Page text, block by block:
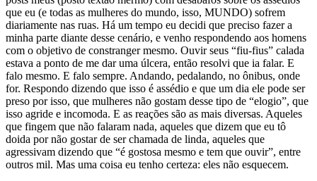
que eu (e todas as mulheres do mundo, isso, MUNDO) sofrem
diariamente nas ruas. Há um tempo eu decidi que preciso fazer a
minha parte diante desse cenário, e venho respondendo aos homens
com o objetivo de constranger mesmo. Ouvir seus “fiu-fius” calada
estava a ponto de me dar uma úlcera, então resolvi que ia falar. E
falo mesmo. E falo sempre. Andando, pedalando, no ônibus, onde
for. Respondo dizendo que isso é assédio e que um dia ele pode ser
preso por isso, que mulheres não gostam desse tipo de “elogio”, que
isso agride e incomoda. E as reações são as mais diversas. Aqueles
que fingem que não falaram nada, aqueles que dizem que eu tô
doida por não gostar de ser chamada de linda, aqueles que
agressivam dizendo que “é gostosa mesmo e tem que ouvir”, entre
outros mil. Mas uma coisa eu tenho certeza: eles não esquecem.